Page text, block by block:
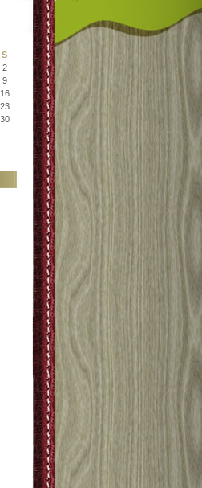
S
2
9
16
23
30